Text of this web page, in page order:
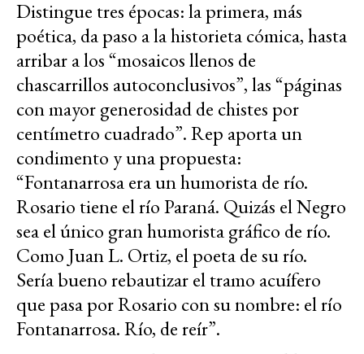
Distingue tres épocas: la primera, más
poética, da paso a la historieta cómica, hasta
arribar a los “mosaicos llenos de
chascarrillos autoconclusivos”, las “páginas
con mayor generosidad de chistes por
centímetro cuadrado”. Rep aporta un
condimento y una propuesta:
“Fontanarrosa era un humorista de río.
Rosario tiene el río Paraná. Quizás el Negro
sea el único gran humorista gráfico de río.
Como Juan L. Ortiz, el poeta de su río.
Sería bueno rebautizar el tramo acuífero
que pasa por Rosario con su nombre: el río
Fontanarrosa. Río, de reír”.